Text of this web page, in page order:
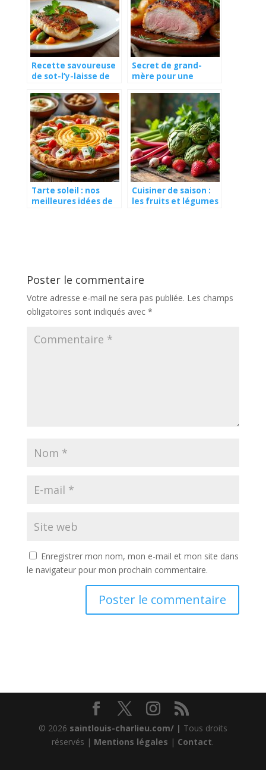
Recette savoureuse
de sot-l’y-laisse de
Secret de grand-
mère pour une
four fondante
Tarte soleil : nos
meilleures idées de
Cuisiner de saison :
les fruits et légumes
Poster le commentaire
Votre adresse e-mail ne sera pas publiée. Les champs
obligatoires sont indiqués avec *
Enregistrer mon nom, mon e-mail et mon site dans
le navigateur pour mon prochain commentaire.
© 2026 saintlouis-charlieu.com/ | Tous droits
réservés | Mentions légales | Contact.